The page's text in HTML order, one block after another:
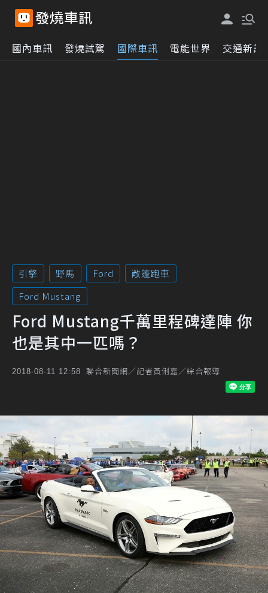
國內車訊 發燒試駕 國際車訊 電能世界 交通新訊
引擎 野馬 Ford
敞篷跑車
Ford Mustang
Ford Mustang千萬里程碑達陣 你
也是其中一匹嗎？
2018-08-11 12:58 聯合新聞網／記者黃俐嘉／綜合報導